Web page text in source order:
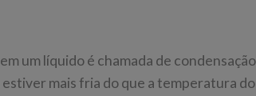
um líquido é chamada de
mais fria do que a temperatura